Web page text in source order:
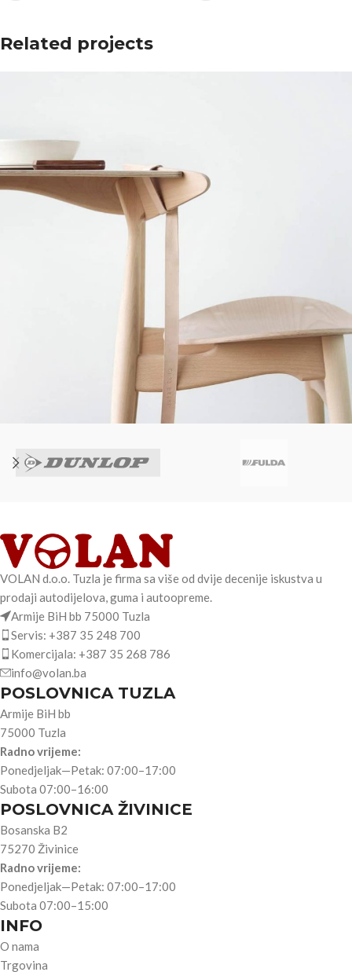
Related projects
Furniture
A lacus bibendum pulvinar
VOLAN d.o.o. Tuzla je firma sa više od dvije decenije iskustva u
prodaji autodijelova, guma i autoopreme.
Armije BiH bb 75000 Tuzla
Servis: +387 35 248 700
Komercijala: +387 35 268 786
info@volan.ba
POSLOVNICA TUZLA
Armije BiH bb
75000 Tuzla
Radno vrijeme:
Ponedjeljak—Petak: 07:00–17:00
Subota 07:00–16:00
POSLOVNICA ŽIVINICE
Bosanska B2
75270 Živinice
Radno vrijeme:
Ponedjeljak—Petak: 07:00–17:00
Subota 07:00–15:00
INFO
O nama
Trgovina